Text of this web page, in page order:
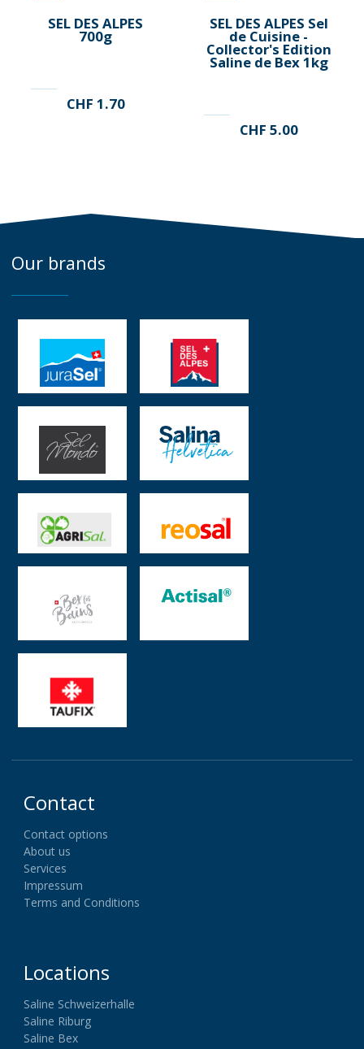
SEL DES ALPES
700g
CHF 1.70
SEL DES ALPES Sel
de Cuisine -
Collector's Edition
Saline de Bex 1kg
CHF 5.00
Our brands
Contact
Contact options
About us
Services
Impressum
Terms and Conditions
Locations
Saline Schweizerhalle
Saline Riburg
Saline Bex